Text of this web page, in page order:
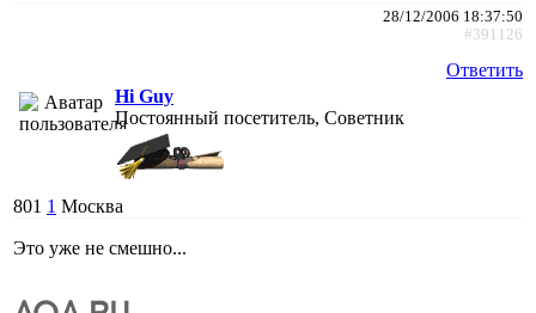
28/12/2006 18:37:50
#391126
Ответить
Hi Guy
Постоянный посетитель, Советник
801 1 Москва
Это уже не смешно...